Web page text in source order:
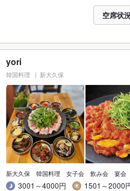
空席状
yori
韓国料理 新大久保
新大久保 韓国料理 女子会 飲み会 宴会
3001～4000円
1501～2000